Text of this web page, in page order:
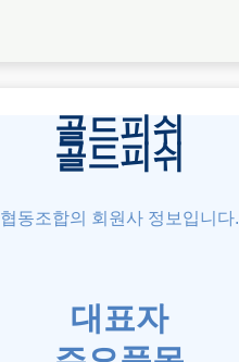
골드피쉬
골드피쉬
협동조합의 회원사 정보입니다.
대표자